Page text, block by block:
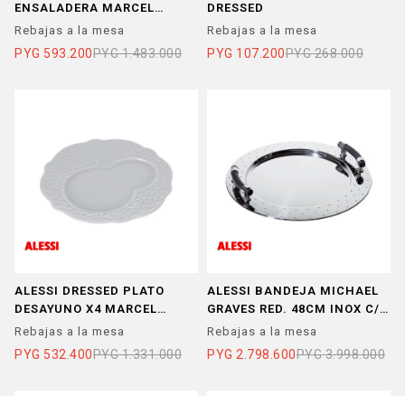
ENSALADERA MARCEL
WANDERS 29,5CM
Rebajas a la mesa
PYG 593.200PYG 1.483.000
DRESSED
Rebajas a la mesa
PYG 107.200PYG 268.000
ALESSI DRESSED PLATO
DESAYUNO X4 MARCEL
WANDERS 16CM PORCELANA
Rebajas a la mesa
PYG 532.400PYG 1.331.000
ALESSI BANDEJA MICHAEL
GRAVES RED. 48CM INOX C/
ASAS NEGRAS
Rebajas a la mesa
PYG 2.798.600PYG 3.998.000